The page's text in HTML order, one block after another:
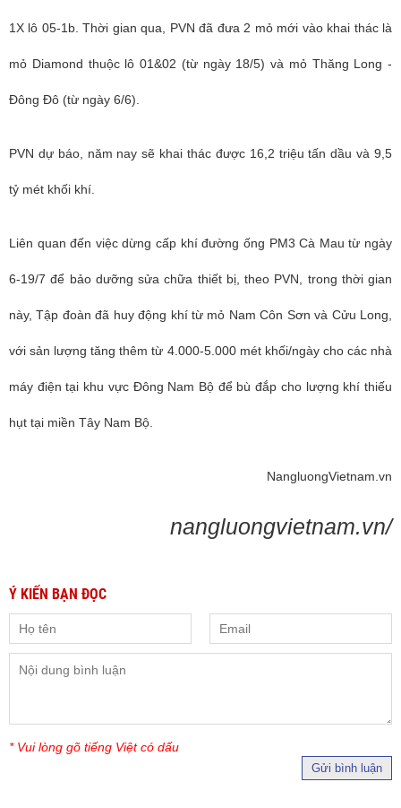
1X lô 05-1b. Thời gian qua, PVN đã đưa 2 mỏ mới vào khai thác là
mỏ Diamond thuộc lô 01&02 (từ ngày 18/5) và mỏ Thăng Long -
Đông Đô (từ ngày 6/6).
PVN dự báo, năm nay sẽ khai thác được 16,2 triệu tấn dầu và 9,5
tỷ mét khối khí.
Liên quan đến việc dừng cấp khí đường ống PM3 Cà Mau từ ngày
6-19/7 để bảo dưỡng sửa chữa thiết bị, theo PVN, trong thời gian
này, Tập đoàn đã huy động khí từ mỏ Nam Côn Sơn và Cửu Long,
với sản lượng tăng thêm từ 4.000-5.000 mét khối/ngày cho các nhà
máy điện tại khu vực Đông Nam Bộ để bù đắp cho lượng khí thiếu
hụt tại miền Tây Nam Bộ.
NangluongVietnam.vn
nangluongvietnam.vn/
Ý KIẾN BẠN ĐỌC
* Vui lòng gõ tiếng Việt có dấu
Gửi bình luận